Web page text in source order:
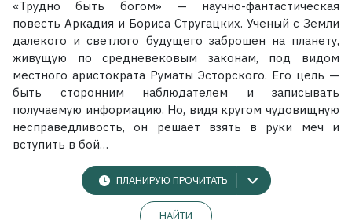
«Трудно быть богом» — научно-фантастическая
повесть Аркадия и Бориса Стругацких. Ученый с Земли
далекого и светлого будущего заброшен на планету,
живущую по средневековым законам, под видом
местного аристократа Руматы Эсторского. Его цель —
быть сторонним наблюдателем и записывать
получаемую информацию. Но, видя кругом чудовищную
несправедливость, он решает взять в руки меч и
вступить в бой…
ПЛАНИРУЮ ПРОЧИТАТЬ
НАЙТИ